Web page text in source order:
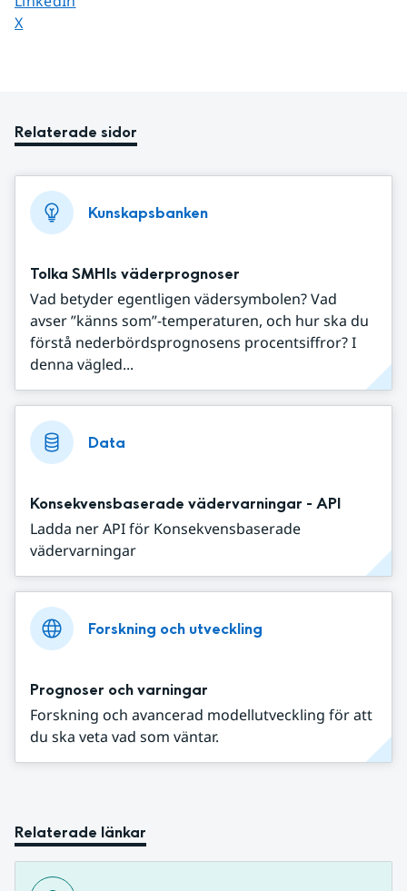
Dela sidan på
X
Relaterade sidor
Kunskapsbanken
Tolka SMHIs väderprognoser
Vad betyder egentligen vädersymbolen? Vad
avser ”känns som”-temperaturen, och hur ska du
förstå nederbördsprognosens procentsiffror? I
denna vägled...
Data
Konsekvensbaserade vädervarningar - API
Ladda ner API för Konsekvensbaserade
vädervarningar
Forskning och utveckling
Prognoser och varningar
Forskning och avancerad modellutveckling för att
du ska veta vad som väntar.
Relaterade länkar